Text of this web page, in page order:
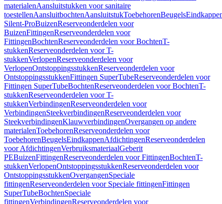
materialenAansluitstukken voor sanitaire
toestellenAansluitbochtenAansluitstukToebehorenBeugels
Silent-ProBuizenReserveonderdelen voor
BuizenFittingenReserveonderdelen voor
FittingenBochtenReserveonderdelen voor BochtenT-
stukkenReserveonderdelen voor T-
stukkenVerlopenReserveonderdelen voor
VerlopenOntstoppingsstukkenReserveonderdelen voor
OntstoppingsstukkenFittingen SuperTubeReserveonderdelen voor
Fittingen SuperTubeBochtenReserveonderdelen voor BochtenT-
stukkenReserveonderdelen voor T-
stukkenVerbindingenReserveonderdelen voor
VerbindingenSteekverbindingenReserveonderdelen voor
SteekverbindingenKlauwverbindingenOvergangen op andere
materialenToebehorenReserveonderdelen voor
ToebehorenBeugelsEindkappenAfdichtingenReserveonderdelen
voor AfdichtingenVerbruiksmateriaalGeberit
PEBuizenFittingenReserveonderdelen voor FittingenBochtenT-
stukkenVerlopenOntstoppingsstukkenReserveonderdelen voor
OntstoppingsstukkenOvergangenSpeciale
fittingenReserveonderdelen voor Speciale fittingenFittingen
SuperTubeBochtenSpeciale
fittingenVerbindingenReserveonderdelen voor